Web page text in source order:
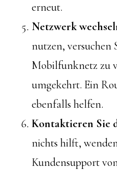
erneut.
Netzwerk
nutzen, versuchen
Mobilfunknetz zu
umgekehrt. Ein
ebenfalls helfen.
Kontaktieren Sie
nichts hilft,
Kundensupport